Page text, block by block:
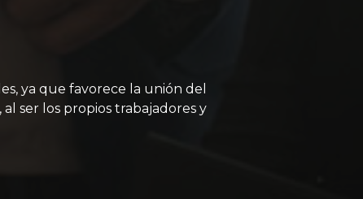
ya que favorece la unión del
ser los propios trabajadores y